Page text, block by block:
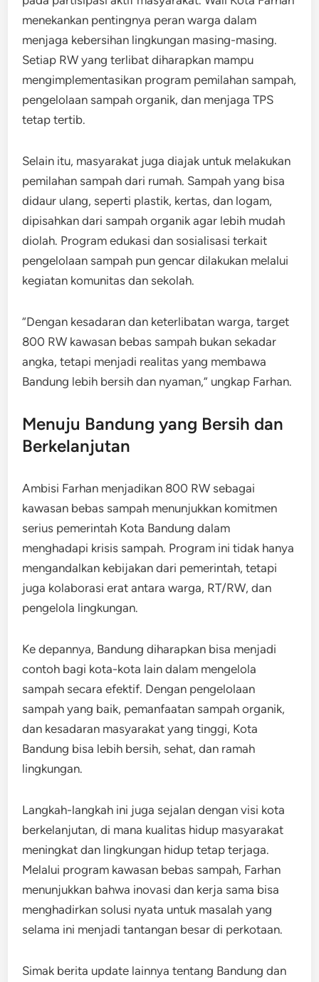
menekankan pentingnya peran warga dalam
menjaga kebersihan lingkungan masing-masing.
Setiap RW yang terlibat diharapkan mampu
mengimplementasikan program pemilahan sampah,
pengelolaan sampah organik, dan menjaga TPS
tetap tertib.
Selain itu, masyarakat juga diajak untuk melakukan
pemilahan sampah dari rumah. Sampah yang bisa
didaur ulang, seperti plastik, kertas, dan logam,
dipisahkan dari sampah organik agar lebih mudah
diolah. Program edukasi dan sosialisasi terkait
pengelolaan sampah pun gencar dilakukan melalui
kegiatan komunitas dan sekolah.
“Dengan kesadaran dan keterlibatan warga, target
800 RW kawasan bebas sampah bukan sekadar
angka, tetapi menjadi realitas yang membawa
Bandung lebih bersih dan nyaman,” ungkap Farhan.
Menuju Bandung yang Bersih dan
Berkelanjutan
Ambisi Farhan menjadikan 800 RW sebagai
kawasan bebas sampah menunjukkan komitmen
serius pemerintah Kota Bandung dalam
menghadapi krisis sampah. Program ini tidak hanya
mengandalkan kebijakan dari pemerintah, tetapi
juga kolaborasi erat antara warga, RT/RW, dan
pengelola lingkungan.
Ke depannya, Bandung diharapkan bisa menjadi
contoh bagi kota-kota lain dalam mengelola
sampah secara efektif. Dengan pengelolaan
sampah yang baik, pemanfaatan sampah organik,
dan kesadaran masyarakat yang tinggi, Kota
Bandung bisa lebih bersih, sehat, dan ramah
lingkungan.
Langkah-langkah ini juga sejalan dengan visi kota
berkelanjutan, di mana kualitas hidup masyarakat
meningkat dan lingkungan hidup tetap terjaga.
Melalui program kawasan bebas sampah, Farhan
menunjukkan bahwa inovasi dan kerja sama bisa
menghadirkan solusi nyata untuk masalah yang
selama ini menjadi tantangan besar di perkotaan.
Simak berita update lainnya tentang Bandung dan